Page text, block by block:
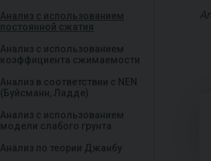
Анализ с использованием
постоянной сжатия
Анализ с использованием
коэффициента сжимаемости
Анализ в соответствии с NEN
(Буйсманн, Ладде)
Анализ с использованием
модели слабого грунта
Анализ по теории Джанбу